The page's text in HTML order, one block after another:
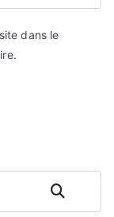
dans le
Rechercher